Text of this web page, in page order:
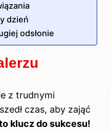
dzień
odsłonie
z trudnymi
czas, aby zająć
klucz dosukcesu!